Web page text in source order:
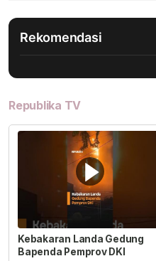
Rekomendasi
Republika TV
Kebakaran Landa Gedung
Bapenda Pemprov DKI